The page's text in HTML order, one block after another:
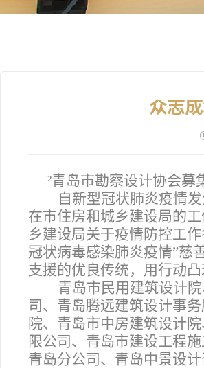
众志
²青岛市勘察设计协会募
自新型冠状肺炎疫情
在市住房和城乡建设局的
乡建设局关于疫情防控工
冠状病毒感染肺炎疫情”慈
支援的优良传统，用行动
青岛市民用建筑设计
司、青岛腾远建筑设计事
院、青岛市中房建筑设计
限公司、青岛市建设工程
青岛分公司、青岛中景设